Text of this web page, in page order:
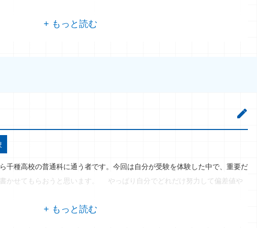
千種高校の普通科に通う者です。今回は自分が受験を体験した中で、重要だ
かせてもらおうと思います。 やっぱり自分でどれだけ努力して偏差値や